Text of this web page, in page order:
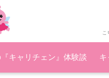
こ
キャリチェン』体験談 キ